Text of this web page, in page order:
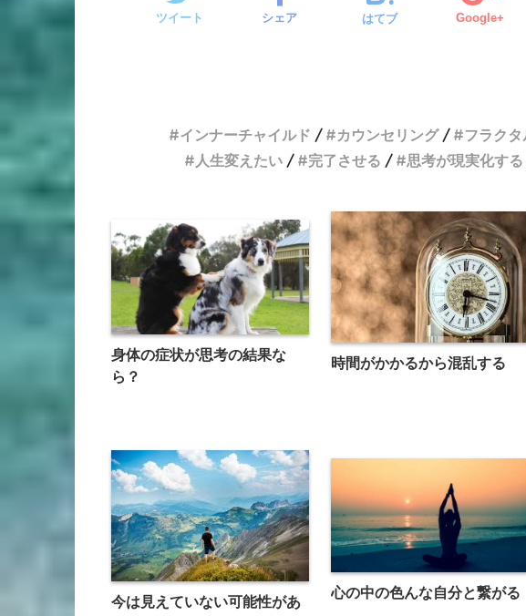
ツイート シェア はてブ Google+
インナーチャイルド
カウンセリング フラク
人生変えたい
完了させる 思考が現実化する
身体の症状が思考の結果な
ら？
時間がかかるから混乱する
今は見えていない可能性があ
心の中の色んな自分と繋がる